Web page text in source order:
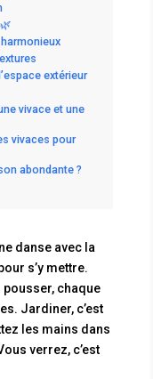
extérieur
vivace et une
vivaces pour
abondante ?
danse avec la
s’y mettre.
pousser, chaque
Jardiner, c’est
les mains dans
verrez, c’est